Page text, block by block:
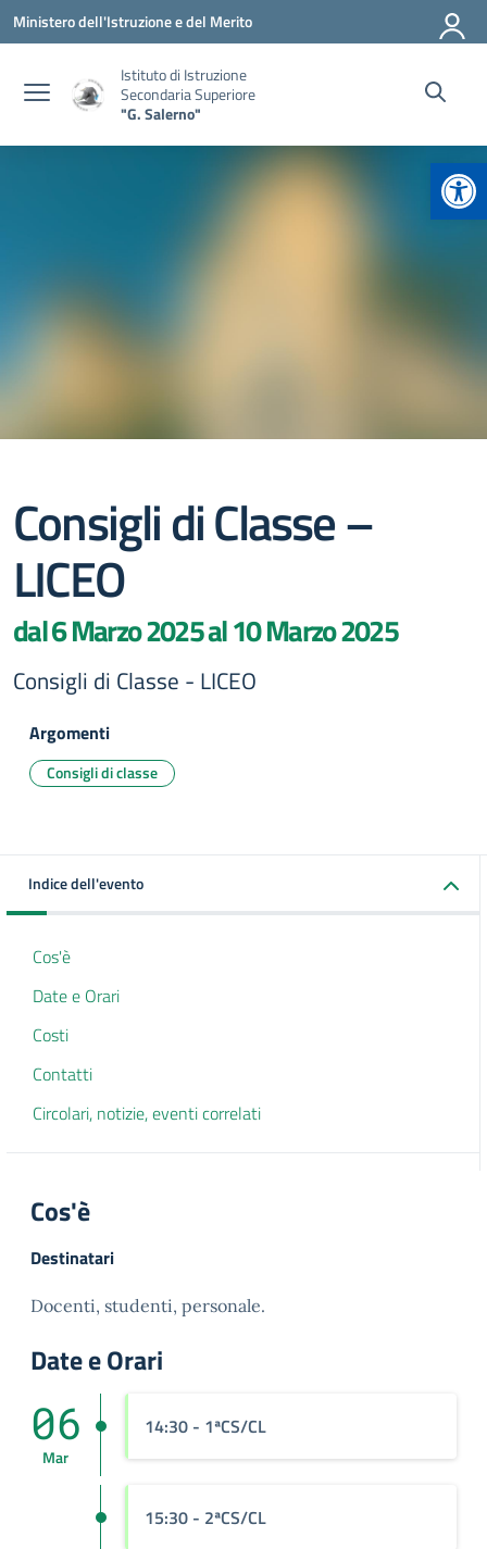
Vai ai contenuti
Vai al menu di navigazione
Vai al footer
Ministero dell'Istruzione e del Merito
Istituto di Istruzione
Secondaria Superiore
"G. Salerno"
Consigli di Classe –
LICEO
dal 6 Marzo 2025 al 10 Marzo 2025
Consigli di Classe - LICEO
Argomenti
Consigli di classe
Indice dell'evento
Cos'è
Date e Orari
Costi
Contatti
Circolari, notizie, eventi correlati
Cos'è
Destinatari
Docenti, studenti, personale.
Date e Orari
06
Mar
14:30 - 1ªCS/CL
15:30 - 2ªCS/CL